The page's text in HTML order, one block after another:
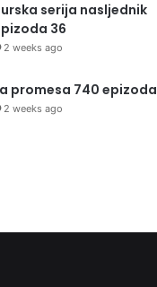
serija nasljednik
36
2 weeks ago
promesa 740 epizoda
2 weeks ago